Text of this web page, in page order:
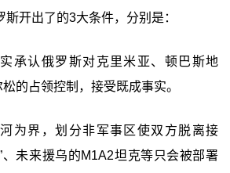
开出了的3大条件，分别是：
承认俄罗斯对克里米亚、顿巴斯地
的占领控制，接受既成事实。
为界，划分非军事区使双方脱离接
、未来援乌的M1A2坦克等只会被部署